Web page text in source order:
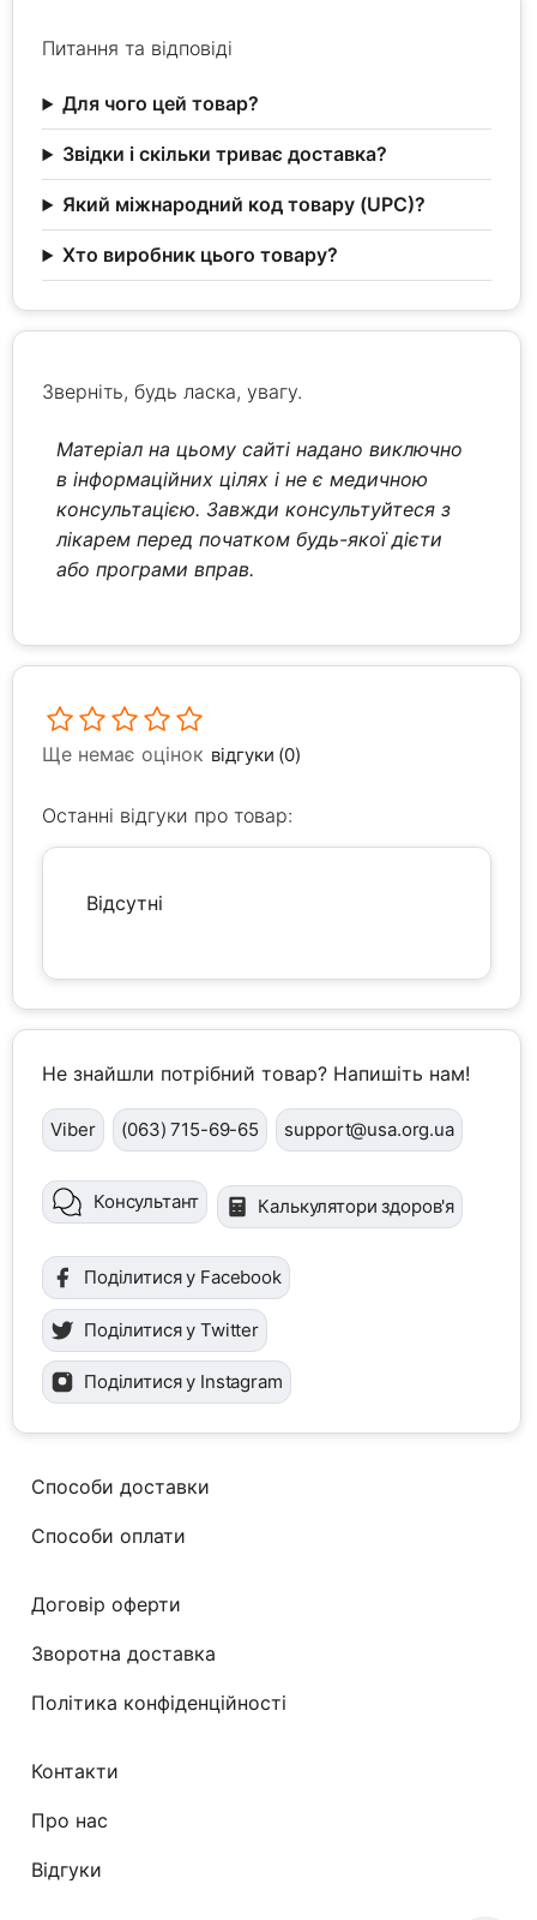
Питання та відповіді
Для чого цей товар?
Звідки і скільки триває доставка?
Який міжнародний код товару (UPC)?
Хто виробник цього товару?
Зверніть, будь ласка, увагу.
Матеріал на цьому сайті надано виключно
в інформаційних цілях і не є медичною
консультацією. Завжди консультуйтеся з
лікарем перед початком будь-якої дієти
або програми вправ.
Ще немає оцінок відгуки (0)
Останні відгуки про товар:
Відсутні
Не знайшли потрібний товар? Напишіть нам!
Viber (063) 715-69-65 support@usa.org.ua
Консультант Калькулятори здоров'я
Поділитися у Facebook
Поділитися у Twitter
Поділитися у Instagram
Способи доставки
Способи оплати
Договір оферти
Зворотна доставка
Політика конфіденційності
Контакти
Про нас
Відгуки